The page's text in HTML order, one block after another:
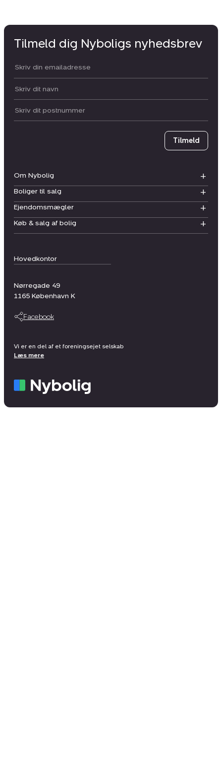
Hovedkontor
Nørregade 49
1165 København K
Facebook
Om Nybolig
Boliger til salg
Ejendomsmægler
Køb & salg af bolig
Tilmeld dig Nyboligs nyhedsbrev
Din email:
Dit navn:
Postnummer
Tilmeld
Vi er en del af et foreningsejet selskab
Læs mere